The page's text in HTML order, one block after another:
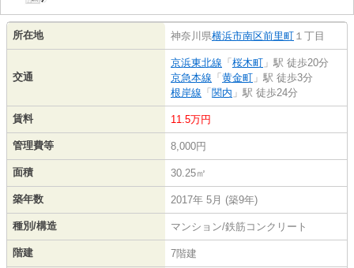
所在地 神奈川県横浜市南区前里町 １丁目
交通
京浜東北線 「 桜木町 」駅 徒歩20分
京急本線 「 黄金町 」駅 徒歩3分
根岸線 「 関内 」駅 徒歩24分
賃料 11.5万円
管理費等 8,000円
面積 30.25㎡
築年数 2017年 5月 (築9年)
種別/構造 マンション/鉄筋コンクリート
階建 7階建